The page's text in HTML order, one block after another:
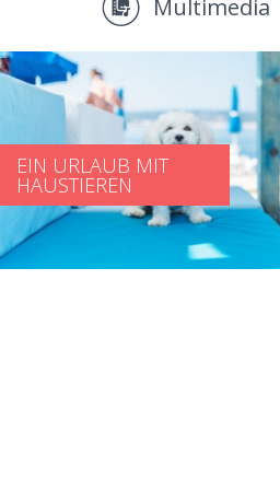
Multimedia
EIN URLAUB MIT
HAUSTIEREN